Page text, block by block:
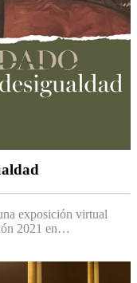
exposición virtual
2021 en…